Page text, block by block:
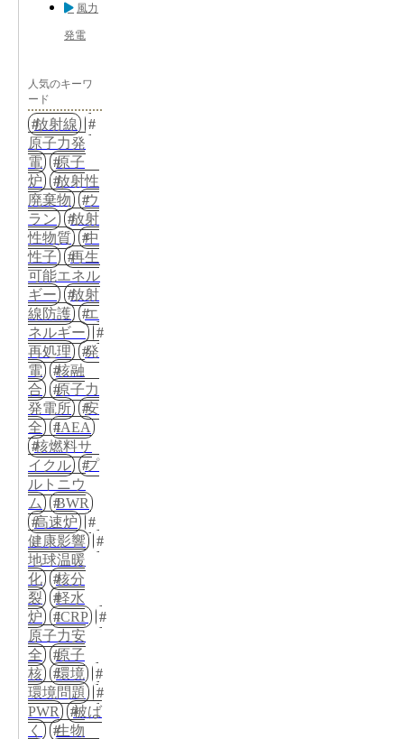
風力
発電
人気のキーワ
ード
放射線
原子力発
電
原子
炉
放射性
廃棄物
ウ
ラン
放射
性物質
中
性子
再生
可能エネル
ギー
放射
線防護
エ
ネルギー
再処理
発
電
核融
合
原子力
発電所
安
全
IAEA
核燃料サ
イクル
プ
ルトニウ
ム
BWR
高速炉
健康影響
地球温暖
化
核分
裂
軽水
炉
ICRP
原子力安
全
原子
核
環境
環境問題
PWR
被ば
く
生物